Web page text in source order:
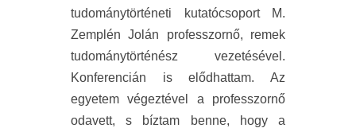
tudománytörténeti kutatócsoport M.
Zemplén Jolán professzornő, remek
tudománytörténész vezetésével.
Konferencián is elődhattam. Az
egyetem végeztével a professzornő
odavett, s bíztam benne, hogy a